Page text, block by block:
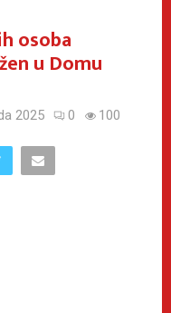
osoba
u Domu
2025 0 100